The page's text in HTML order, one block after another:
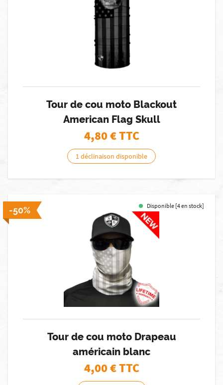
Tour de cou moto Blackout
American Flag Skull
4,80€ TTC
1 déclinaison disponible
-50% Disponible [4 en stock]
Tour de cou moto Drapeau
américain blanc
4,00€ TTC